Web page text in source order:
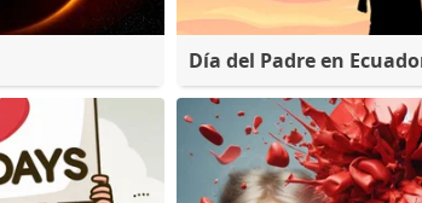
Día del Padre en